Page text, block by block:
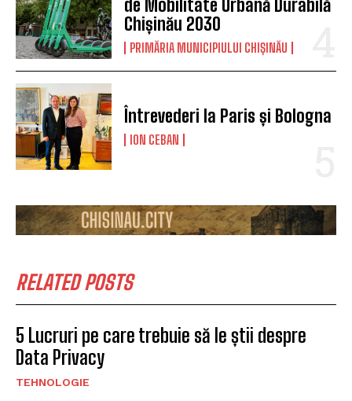
de Mobilitate Urbană Durabilă
Chișinău 2030
PRIMĂRIA MUNICIPIULUI CHIȘINĂU
Întrevederi la Paris și Bologna
ION CEBAN
RELATED POSTS
5 Lucruri pe care trebuie să le știi despre
Data Privacy
TEHNOLOGIE